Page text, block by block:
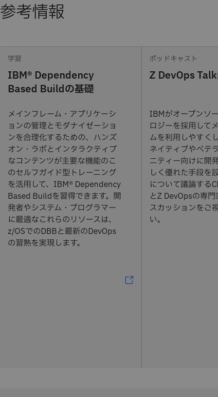
参考情報
学習
IBM® Dependency
Based Buildの基礎
メインフレーム・アプリケーシ
ョンの管理とモダナイゼーショ
ンを合理化するための、ハンズ
オン・ラボとインタラクティブ
なコンテンツが主要な機能のこ
のセルフガイド型トレーニング
を活用して、IBM® Dependency
Based Buildを習得できます。開
発者やシステム・プログラマー
に最適なこれらのリソースは、
z/OSでのDBBと最新のDevOps
の習熟を実現します。
ポッドキャスト
Z DevOps
IBMがオープンソ
ロジーを採用して
ムを利用しやすく
ネイティブやベテ
ニティー向けに開
しく優れた手段を
について議論する
とZ DevOpsの専
スカッションをご
い。